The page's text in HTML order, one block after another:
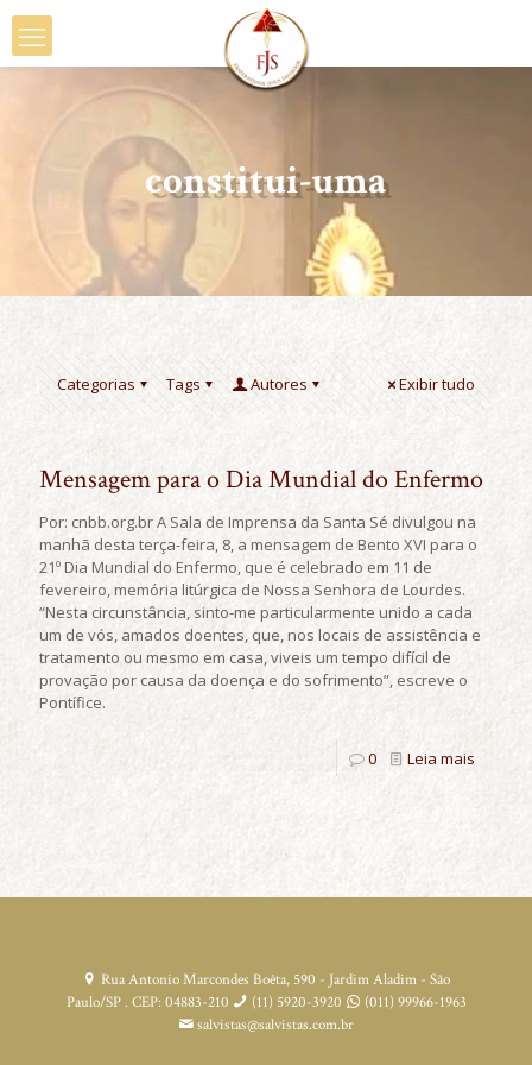
constitui-uma
Categorias Tags Autores Exibir tudo
Mensagem para o Dia Mundial do Enfermo
Por: cnbb.org.br A Sala de Imprensa da Santa Sé divulgou na
manhã desta terça-feira, 8, a mensagem de Bento XVI para o
21º Dia Mundial do Enfermo, que é celebrado em 11 de
fevereiro, memória litúrgica de Nossa Senhora de Lourdes.
“Nesta circunstância, sinto-me particularmente unido a cada
um de vós, amados doentes, que, nos locais de assistência e
tratamento ou mesmo em casa, viveis um tempo difícil de
provação por causa da doença e do sofrimento”, escreve o
Pontífice.
0 Leia mais
Rua Antonio Marcondes Boêta, 590 - Jardim Aladim - São
Paulo/SP . CEP: 04883-210
(11) 5920-3920
(011) 99966-1963
salvistas@salvistas.com.br